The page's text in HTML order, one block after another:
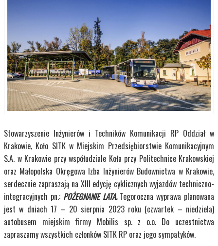
Stowarzyszenie Inżynierów i Techników Komunikacji RP Oddział w
Krakowie, Koło SITK w Miejskim Przedsiębiorstwie Komunikacyjnym
S.A. w Krakowie przy współudziale Koła przy Politechnice Krakowskiej
oraz Małopolska Okręgowa Izba Inżynierów Budownictwa w Krakowie,
serdecznie zapraszają na XIII edycję cyklicznych wyjazdów techniczno-
integracyjnych pn.: POŻEGNANIE LATA. Tegoroczna wyprawa planowana
jest w dniach17 – 20 sierpnia 2023 roku (czwartek – niedziela)
autobusem miejskim firmy Mobilis sp. z o.o. Do uczestnictwa
zapraszamy wszystkich członków SITK RP oraz jego sympatyków.